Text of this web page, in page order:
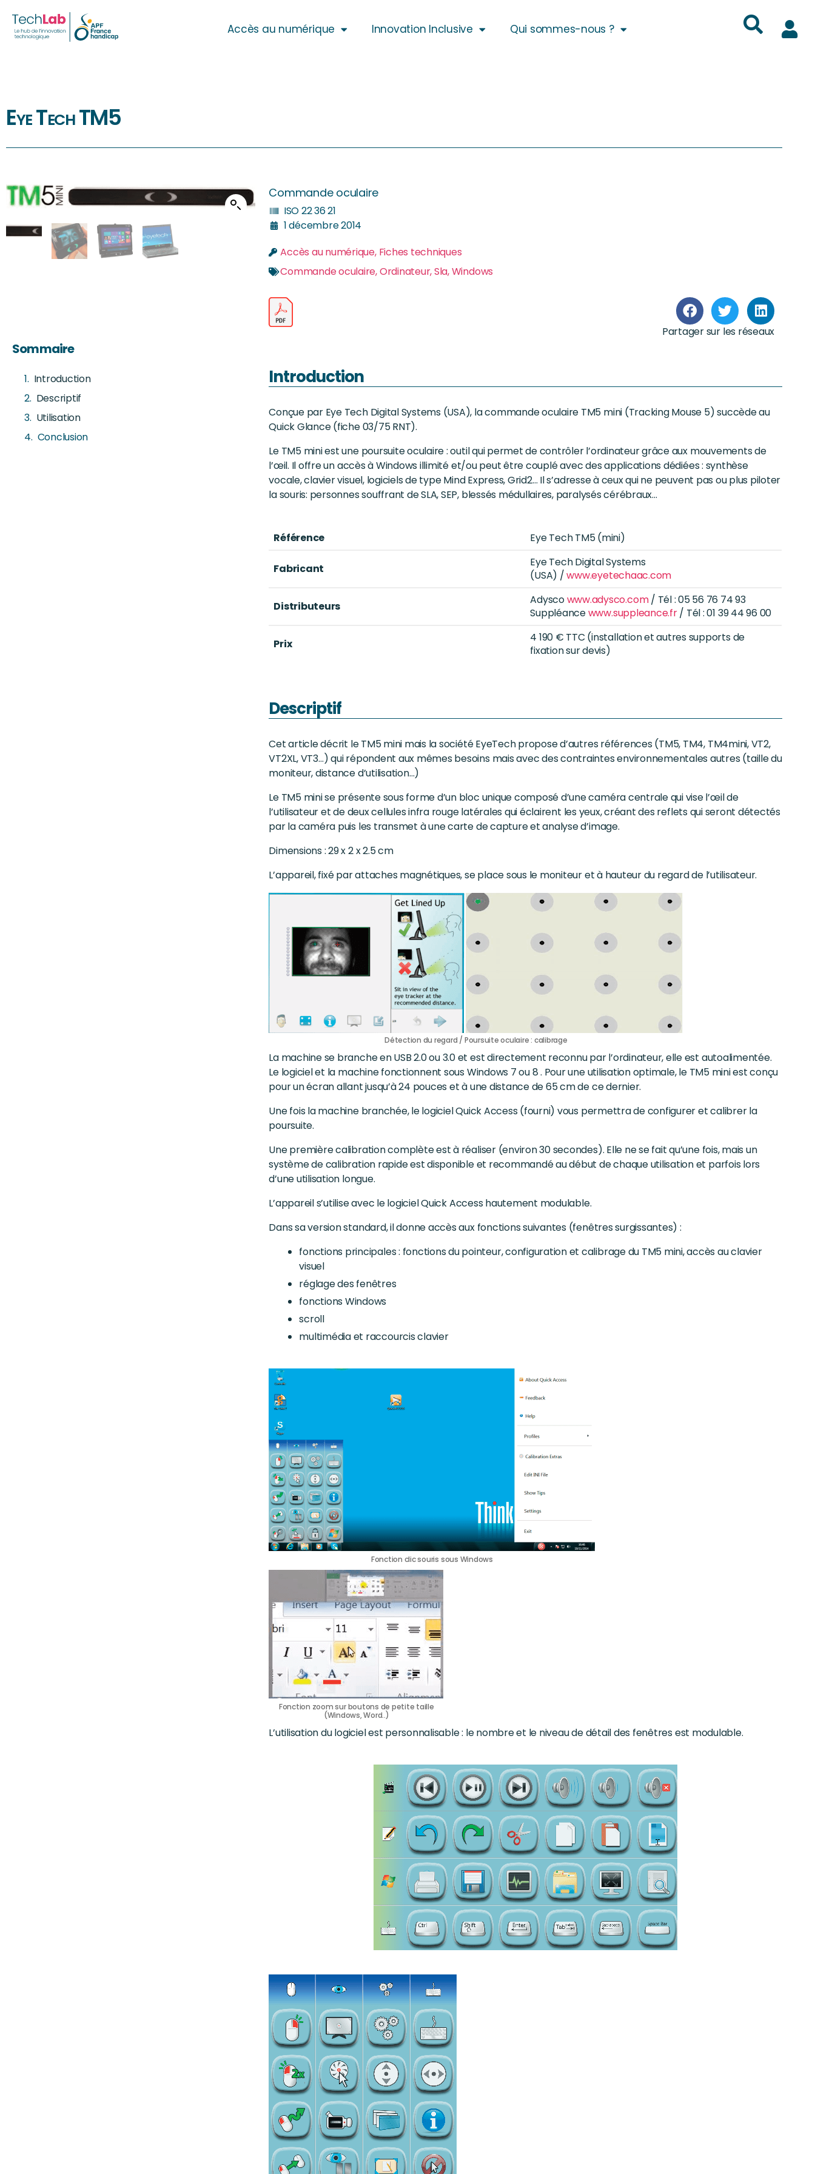
Accès au numérique Innovation Inclusive Qui sommes-nous ?
Eye Tech TM5
Sommaire
Introduction
Descriptif
Utilisation
Conclusion
Commande oculaire
ISO 22 36 21
1 décembre 2014
Accès au numérique, Fiches techniques
Commande oculaire,Ordinateur,Sla,Windows
Partager sur les réseaux
Introduction
Conçue par Eye Tech Digital Systems (USA), la commande oculaire TM5 mini (Tracking Mouse 5) succède au
Quick Glance (fiche 03/75 RNT).
Le TM5 mini est une poursuite oculaire : outil qui permet de contrôler l’ordinateur grâce aux mouvements de
l’œil. Il offre un accès à Windows illimité et/ou peut être couplé avec des applications dédiées : synthèse
vocale, clavier visuel, logiciels de type Mind Express, Grid2… Il s’adresse à ceux qui ne peuvent pas ou plus piloter
la souris: personnes souffrant de SLA, SEP, blessés médullaires, paralysés cérébraux…
Référence Eye Tech TM5 (mini)
Fabricant
Eye Tech Digital Systems
(USA) /www.eyetechaac.com
Distributeurs Adyscowww.adysco.com/ Tél : 05 56 76 74 93
Suppléancewww.suppleance.fr/ Tél : 01 39 44 96 00
Prix
4 190 € TTC (installation et autres supports de
fixation sur devis)
Descriptif
Cet article décrit le TM5 mini mais la société EyeTech propose d’autres références (TM5, TM4, TM4mini, VT2,
VT2XL, VT3…) qui répondent aux mêmes besoins mais avec des contraintes environnementales autres (taille du
moniteur, distance d’utilisation…)
Le TM5 mini se présente sous forme d’un bloc unique composé d’une caméra centrale qui vise l’œil de
l’utilisateur et de deux cellules infra rouge latérales qui éclairent les yeux, créant des reflets qui seront détectés
par la caméra puis les transmet à une carte de capture et analyse d’image.
Dimensions : 29 x 2 x 2.5 cm
L’appareil, fixé par attaches magnétiques, se place sous le moniteur et à hauteur du regard de l’utilisateur.
Détection du regard / Poursuite oculaire : calibrage
La machine se branche en USB 2.0 ou 3.0 et est directement reconnu par l’ordinateur, elle est autoalimentée.
Le logiciel et la machine fonctionnent sous Windows 7 ou 8 . Pour une utilisation optimale, le TM5 mini est conçu
pour un écran allant jusqu’à 24 pouces et à une distance de 65 cm de ce dernier.
Une fois la machine branchée, le logiciel Quick Access (fourni) vous permettra de configurer et calibrer la
poursuite.
Une première calibration complète est à réaliser (environ 30 secondes). Elle ne se fait qu’une fois, mais un
système de calibration rapide est disponible et recommandé au début de chaque utilisation et parfois lors
d’une utilisation longue.
L’appareil s’utilise avec le logiciel Quick Access hautement modulable.
Dans sa version standard, il donne accès aux fonctions suivantes (fenêtres surgissantes) :
fonctions principales : fonctions du pointeur, configuration et calibrage du TM5 mini, accès au clavier
visuel
réglage des fenêtres
fonctions Windows
scroll
multimédia et raccourcis clavier
Fonction clic souris sous Windows
Fonction zoom sur boutons de petite taille
(Windows, Word..)
L’utilisation du logiciel est personnalisable : le nombre et le niveau de détail des fenêtres est modulable.